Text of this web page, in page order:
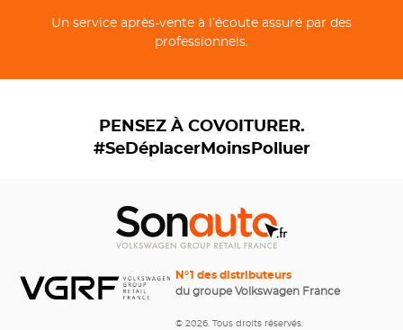
Un service après-vente à l’écoute assuré par des
professionnels.
PENSEZ À COVOITURER.
#SeDéplacerMoinsPolluer
N°1 des distributeurs
du groupe Volkswagen France
© 2026. Tous droits réservés.